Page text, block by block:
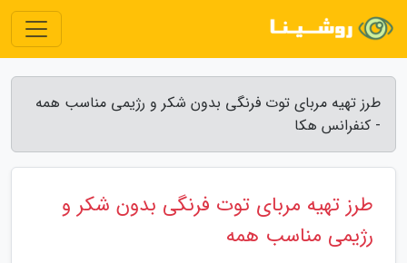
طرز تهیه مربای توت فرنگی بدون شکر و رژیمی مناسب همه
- کنفرانس هکا
طرز تهیه مربای توت فرنگی بدون شکر و
رژیمی مناسب همه